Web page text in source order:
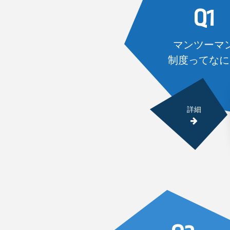
Q1
マンツーマ
制度ってな
詳細